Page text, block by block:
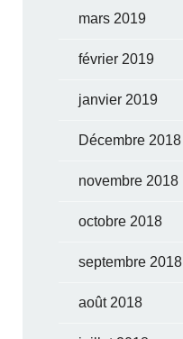
mars 2019
février 2019
janvier 2019
Décembre 2018
novembre 2018
octobre 2018
septembre 2018
août 2018